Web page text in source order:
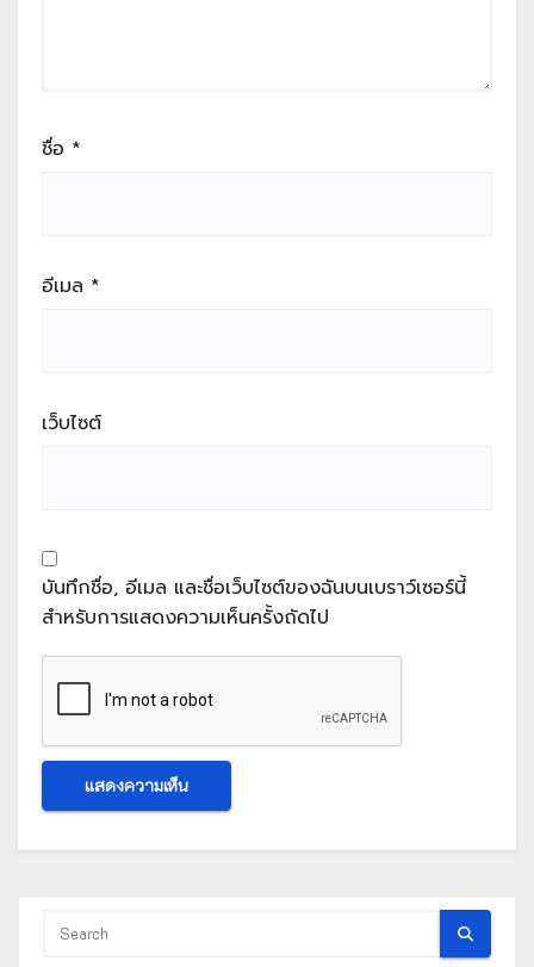
ชื่อ *
อีเมล *
เว็บไซต์
บันทึกชื่อ, อีเมล และชื่อเว็บไซต์ของฉันบนเบราว์เซอร์นี้
สำหรับการแสดงความเห็นครั้งถัดไป